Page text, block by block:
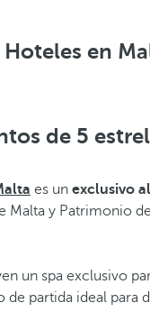
Hoteles en
de 5
es un exclusivo
Malta y Patrimonio
un spa exclusivo
partida ideal para